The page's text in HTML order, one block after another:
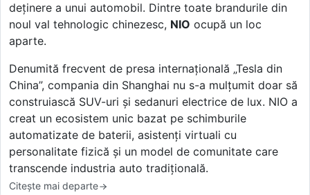
deținere a unui automobil. Dintre toate brandurile din
noul val tehnologic chinezesc, NIO ocupă un loc
aparte.
Denumită frecvent de presa internațională „Tesla din
China”, compania din Shanghai nu s-a mulțumit doar să
construiască SUV-uri și sedanuri electrice de lux. NIO a
creat un ecosistem unic bazat pe schimburile
automatizate de baterii, asistenți virtuali cu
personalitate fizică și un model de comunitate care
transcende industria auto tradițională.
Citește mai departe